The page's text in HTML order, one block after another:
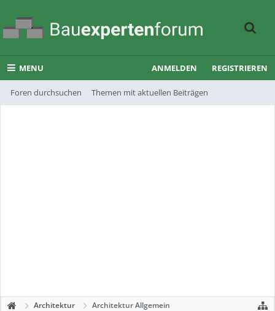
MENU
Foren durchsuchen Themen mit aktuellen Beiträgen
ANMELDEN REGISTRIEREN
Architektur Architektur Allgemein